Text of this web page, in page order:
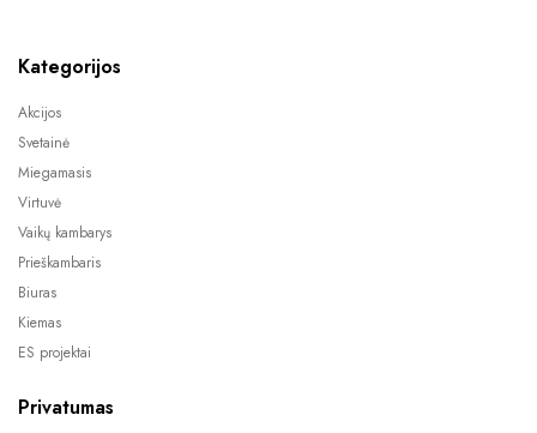
Kategorijos
Akcijos
Svetainė
Miegamasis
Virtuvė
Vaikų kambarys
Prieškambaris
Biuras
Kiemas
ES projektai
Privatumas